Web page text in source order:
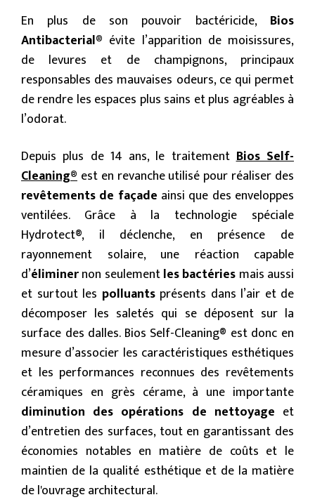
En plus de son pouvoir bactéricide, Bios
Antibacterial® évite l’apparition de moisissures,
de levures et de champignons, principaux
responsables des mauvaises odeurs, ce qui permet
de rendre les espaces plus sains et plus agréables à
l’odorat.
Depuis plus de 14 ans, le traitementBios Self-
Cleaning® est en revanche utilisé pour réaliser des
revêtements de façade ainsi que des enveloppes
ventilées. Grâce à la technologie spéciale
Hydrotect®, il déclenche, en présence de
rayonnement solaire, une réaction capable
d’éliminernon seulementles bactéries mais aussi
et surtout les polluantsprésents dans l’air et de
décomposer les saletés qui se déposent sur la
surface des dalles. Bios Self-Cleaning® est donc en
mesure d’associer les caractéristiques esthétiques
et les performances reconnues des revêtements
céramiques en grès cérame, à une importante
diminution des opérations de nettoyage et
d’entretien des surfaces, tout en garantissant des
économies notables en matière de coûts et le
maintien de la qualité esthétique et de la matière
de l'ouvrage architectural.